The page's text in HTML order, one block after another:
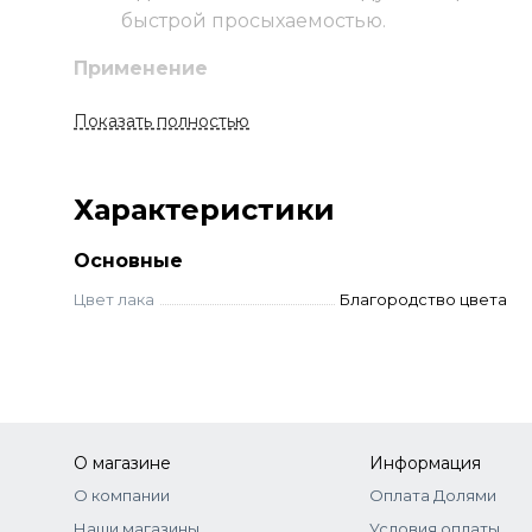
быстрой просыхаемостью.
Применение
Великолепная консистенция обеспечивает
Показать полностью
Характеристики
Основные
Цвет лака Благородство цвета
О магазине
О компании
Информация
Оплата Долями